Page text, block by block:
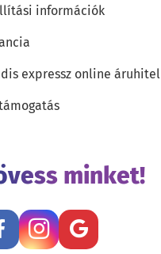
információk
expressz online áruhitel
minket!